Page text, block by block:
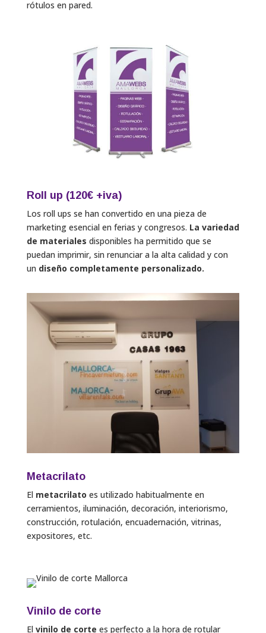
rótulos en pared.
Roll up (120€ +iva)
Los roll ups se han convertido en una pieza de
marketing esencial en ferias y congresos. La variedad
de materiales disponibles ha permitido que se
puedan imprimir, sin renunciar a la alta calidad y con
un diseño completamente personalizado.
Metacrilato
El metacrilato es utilizado habitualmente en
cerramientos, iluminación, decoración, interiorismo,
construcción, rotulación, encuadernación, vitrinas,
expositores, etc.
Vinilo de corte
El vinilo de corte es perfecto a la hora de rotular